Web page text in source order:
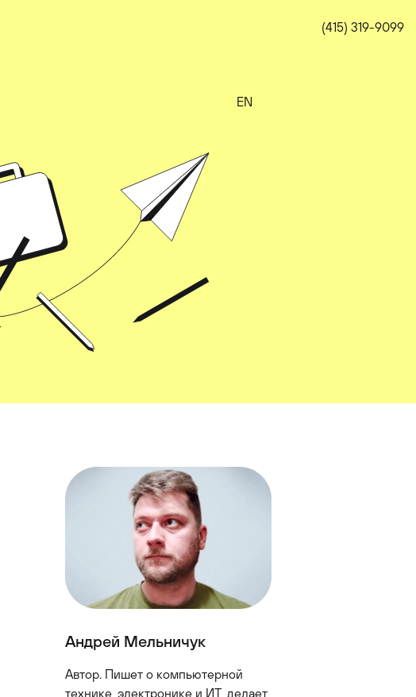
(415) 319-9099
EN
Андрей Мельничук
Автор. Пишет о компьютерной
технике, электронике и ИТ, делает